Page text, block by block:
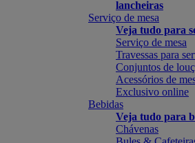
lancheiras
Serviço de mesa
Veja tudo para
Serviço de mesa
Travessas para
Conjuntos de
Acessórios de
Exclusivo online
Bebidas
Veja tudo para
Chávenas